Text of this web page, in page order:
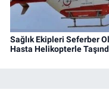
Sağlık Ekipleri Seferber
Hasta Helikopterle